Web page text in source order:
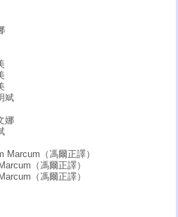
斌
娜
Marcum（馮爾正譯）
（馮爾正譯）
（馮爾正譯）